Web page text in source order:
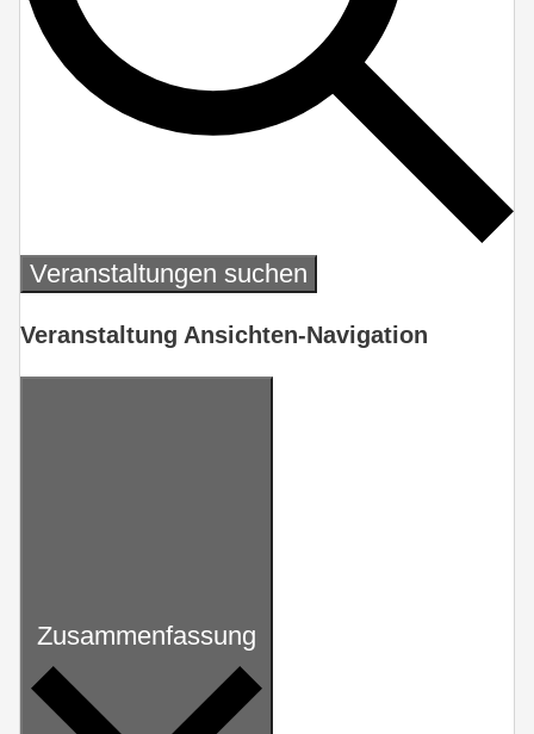
Veranstaltungen suchen
Veranstaltung Ansichten-Navigation
Zusammenfassung